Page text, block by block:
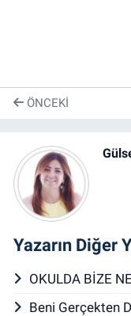
Sevgi
ÖNCEKI
Yazarın Diğer
OKULDA BİZE
Beni Gerçekten